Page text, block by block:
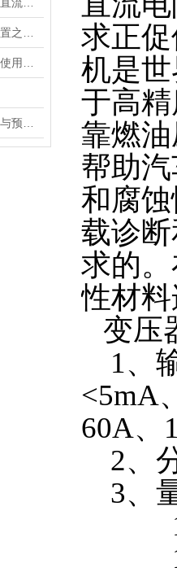
求正
机是
于高
靠燃
帮助
和腐
载诊
求的
性材
变压
1、
<5mA
60A、
2、
3、